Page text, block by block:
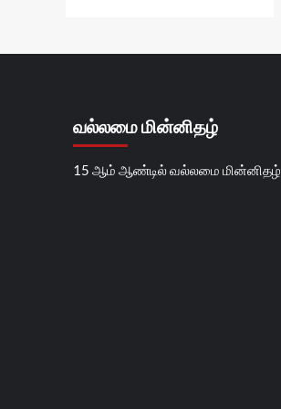
வல்லமை மின்னிதழ்
15 ஆம் ஆண்டில் வல்லமை மின்னிதழ்